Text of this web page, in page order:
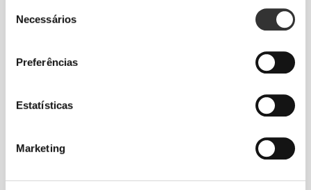
Necessários
Preferências
Estatísticas
Marketing
descomplicado e descontraído para um look